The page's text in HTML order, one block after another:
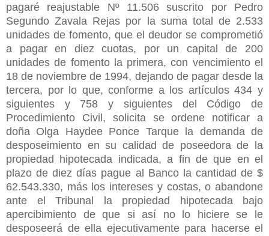
pagaré reajustable Nº 11.506 suscrito por Pedro
Segundo Zavala Rejas por la suma total de 2.533
unidades de fomento, que el deudor se comprometió
a pagar en diez cuotas, por un capital de 200
unidades de fomento la primera, con vencimiento el
18 de noviembre de 1994, dejando de pagar desde la
tercera, por lo que, conforme a los artículos 434 y
siguientes y 758 y siguientes del Código de
Procedimiento Civil, solicita se ordene notificar a
doña Olga Haydee Ponce Tarque la demanda de
desposeimiento en su calidad de poseedora de la
propiedad hipotecada indicada, a fin de que en el
plazo de diez días pague al Banco la cantidad de $
62.543.330, más los intereses y costas, o abandone
ante el Tribunal la propiedad hipotecada bajo
apercibimiento de que si así no lo hiciere se le
desposeerá de ella ejecutivamente para hacerse el